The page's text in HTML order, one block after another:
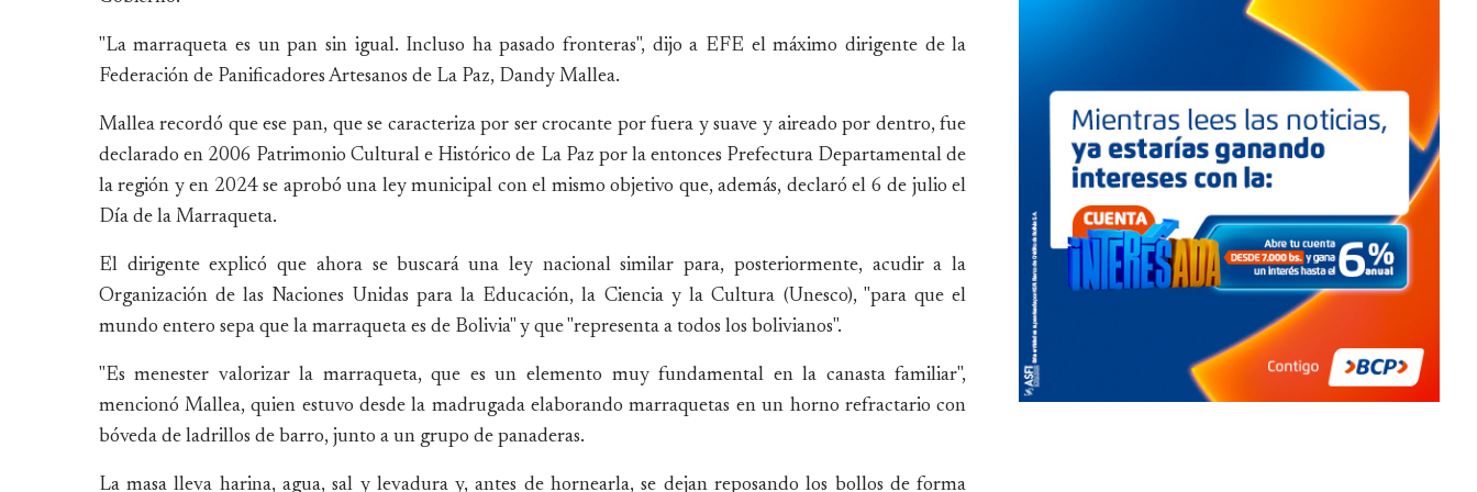
"La marraqueta es un pan sin igual. Incluso ha pasado fronteras", dijo a EFE el máximo dirigente de la
Federación de Panificadores Artesanos de La Paz, Dandy Mallea.
Mallea recordó que ese pan, que se caracteriza por ser crocante por fuera y suave y aireado por dentro, fue
declarado en 2006 Patrimonio Cultural e Histórico de La Paz por la entonces Prefectura Departamental de
la región y en 2024 se aprobó una ley municipal con el mismo objetivo que, además, declaró el 6 de julio el
Día de la Marraqueta.
El dirigente explicó que ahora se buscará una ley nacional similar para, posteriormente, acudir a la
Organización de las Naciones Unidas para la Educación, la Ciencia y la Cultura (Unesco), "para que el
mundo entero sepa que la marraqueta es de Bolivia" y que "representa a todos los bolivianos".
"Es menester valorizar la marraqueta, que es un elemento muy fundamental en la canasta familiar",
mencionó Mallea, quien estuvo desde la madrugada elaborando marraquetas en un horno refractario con
bóveda de ladrillos de barro, junto a un grupo de panaderas.
La masa lleva harina, agua, sal y levadura y, antes de hornearla, se dejan reposando los bollos de forma